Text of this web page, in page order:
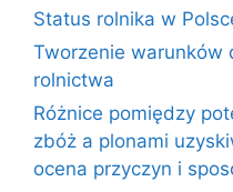
Status rolnika w
Tworzenie warunków
rolnictwa
Różnice pomiędzy
zbóż a plonami
ocena przyczyn i